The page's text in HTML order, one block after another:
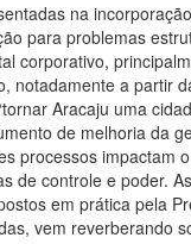
na
para problemas
corporativo,
notadamente a partir
Aracaju uma
de melhoria da
processos impactam
de controle e poder.
em prática pela
vem reverberando